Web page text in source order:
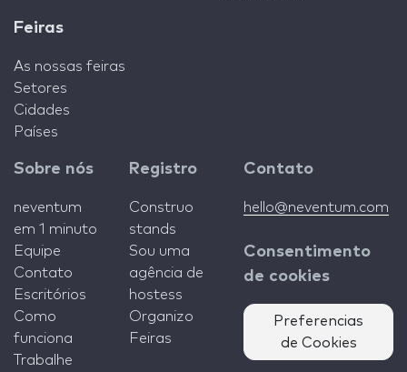
Feiras
As nossas feiras
Setores
Cidades
Países
Sobre nós
neventum
em 1 minuto
Equipe
Contato
Escritórios
Como
funciona
Trabalhe
Registro
Construo
stands
Sou uma
agência de
hostess
Organizo
Feiras
Contato
hello@neventum.com
Consentimento
de cookies
Preferencias
de Cookies